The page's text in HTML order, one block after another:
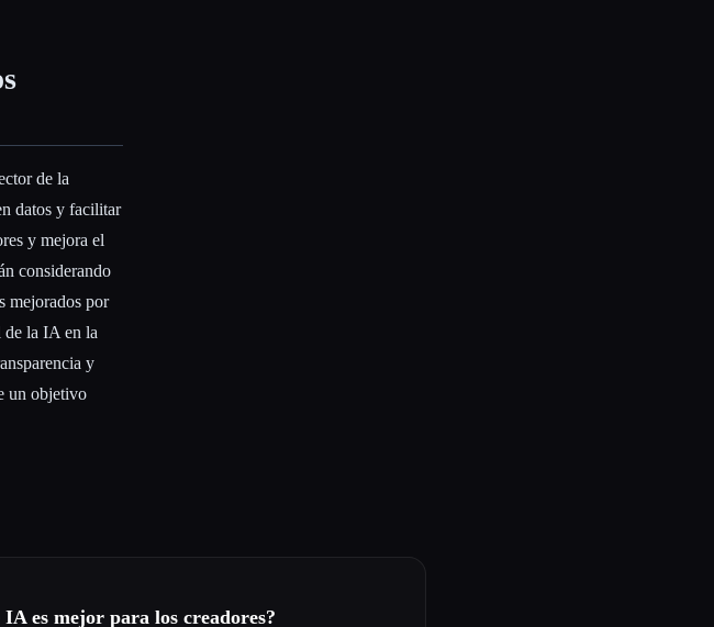
de la
datos y facilitar
y mejora el
considerando
mejorados por
de la IA en la
y
un objetivo
es mejor para los creadores?